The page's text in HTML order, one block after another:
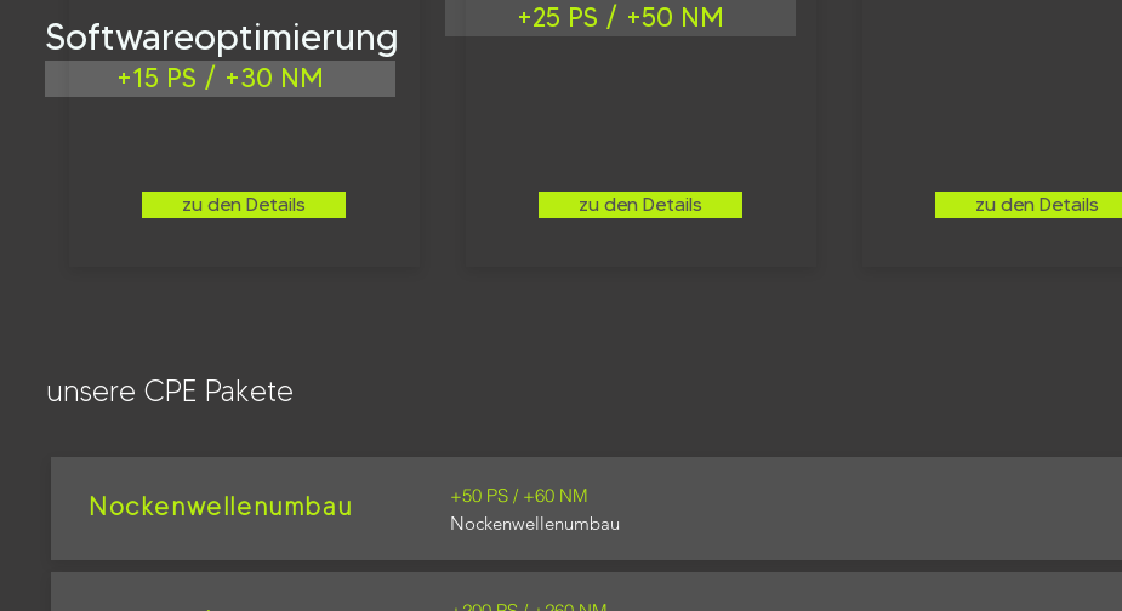
Softwareoptimierung
+15 PS / +30 NM
+25 PS / +50 NM
zu den Details zu den Details zu den Details
unsere CPE Pakete
Nockenwellenumbau
+50 PS / +60 NM
Nockenwellenumbau